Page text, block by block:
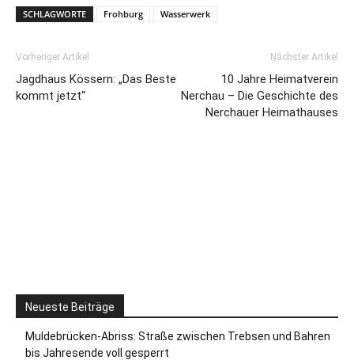
SCHLAGWORTE Frohburg Wasserwerk
Vorheriger Artikel
Jagdhaus Kössern: „Das Beste
kommt jetzt“
Nächster Artikel
10 Jahre Heimatverein
Nerchau – Die Geschichte des
Nerchauer Heimathauses
Neueste Beiträge
Muldebrücken-Abriss: Straße zwischen Trebsen und Bahren
bis Jahresende voll gesperrt